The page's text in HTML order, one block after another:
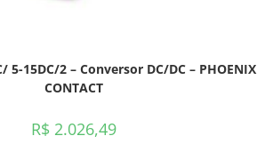
5-15DC/2 – Conversor DC/DC – PHOENIX
CONTACT
R$ 2.026,49